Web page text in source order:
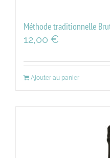
Méthode traditionnelle
12,00 €
Ajouter au panier